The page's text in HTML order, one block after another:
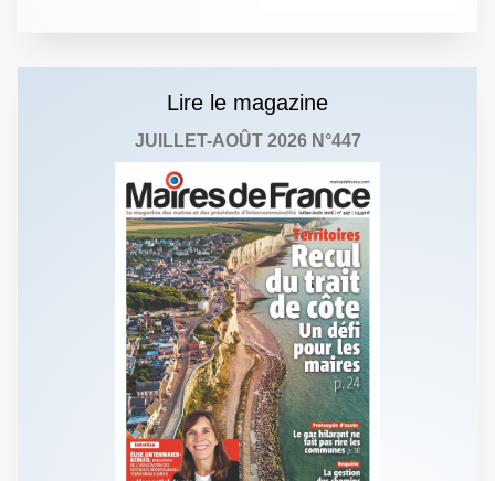
Lire le magazine
JUILLET-AOÛT 2026 N°447